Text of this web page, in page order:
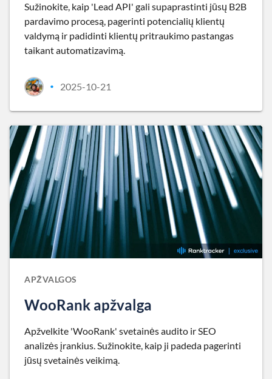
Sužinokite, kaip 'Lead API' gali supaprastinti jūsų B2B
pardavimo procesą, pagerinti potencialių klientų
valdymą ir padidinti klientų pritraukimo pastangas
taikant automatizavimą.
• 2025-10-21
APŽVALGOS
WooRank apžvalga
Apžvelkite 'WooRank' svetainės audito ir SEO
analizės įrankius. Sužinokite, kaip ji padeda pagerinti
jūsų svetainės veikimą.